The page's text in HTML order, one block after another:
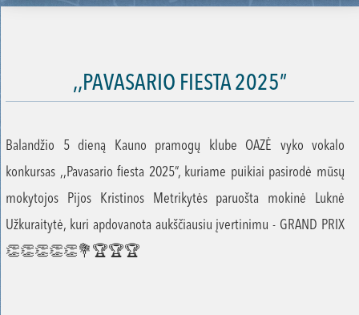
,,PAVASARIO FIESTA 2025”
Balandžio 5 dieną Kauno pramogų klube OAZĖ vyko vokalo
konkursas ,,Pavasario fiesta 2025”, kuriame puikiai pasirodė mūsų
mokytojos Pijos Kristinos Metrikytės paruošta mokinė Luknė
Užkuraitytė, kuri apdovanota aukščiausiu įvertinimu - GRAND PRIX
👏👏👏👏👏💐🏆🏆🏆